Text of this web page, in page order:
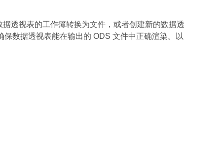
透视表的工作簿转换为文件，或者创建新的数据透
保数据透视表能在输出的 ODS 文件中正确渲染。以